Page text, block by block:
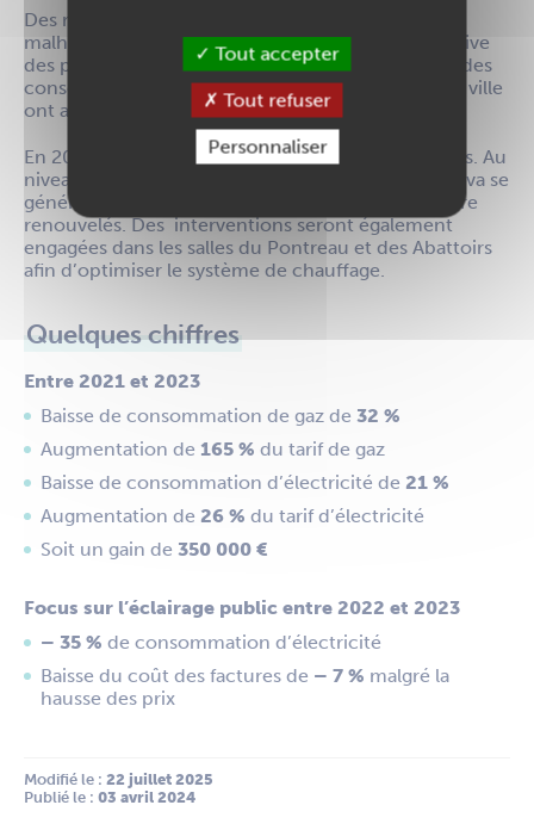
Des résultats encourageants mais qui viennent
malheureusement se heurter à la hausse significative
des prix du gaz et de l’électricité. Malgré la baisse des
consommations, les dépenses énergétiques de la ville
ont ainsi augmenté de 44 %.
En 2024, des actions vont se poursuivre en ce sens. Au
niveau de l’éclairage public, l’extinction nocturne va se
généraliser et les luminaires vont partiellement être
renouvelés. Des interventions seront également
engagées dans les salles du Pontreau et des Abattoirs
afin d’optimiser le système de chauffage.
Quelques chiffres
Entre 2021 et 2023
Baisse de consommation de gaz de 32 %
Augmentation de 165 % du tarif de gaz
Baisse de consommation d’électricité de 21 %
Augmentation de 26 % du tarif d’électricité
Soit un gain de 350 000 €
Focus sur l’éclairage public entre 2022 et 2023
– 35 % de consommation d’électricité
Baisse du coût des factures de – 7 % malgré la
hausse des prix
Modifié le : 22 juillet 2025
Publié le : 03 avril 2024
Tout accepter
Tout refuser
Personnaliser